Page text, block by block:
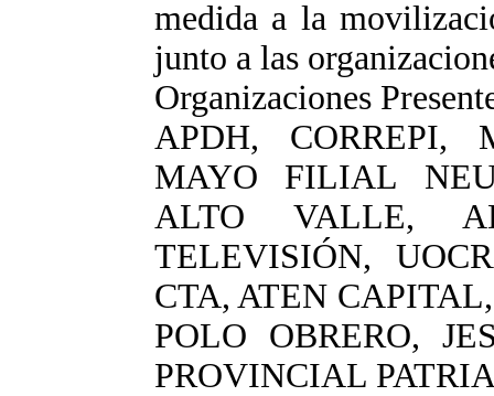
medida a la
junto a las
Organizaciones
APDH, CORREPI,
MAYO FILIAL
ALTO VALLE,
TELEVISIÓN,
CTA, ATEN
POLO OBRERO,
PROVINCIAL